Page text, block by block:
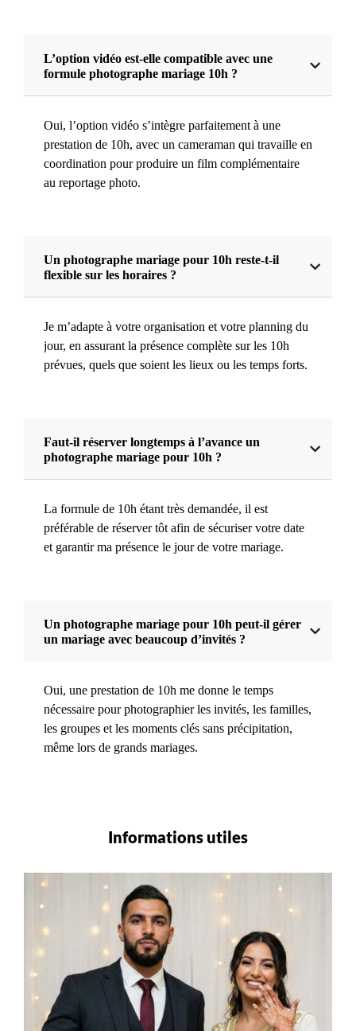
L’option vidéo est-elle compatible avec une
formule photographe mariage 10h ?
Oui, l’option vidéo s’intègre parfaitement à une
prestation de 10h, avec un cameraman qui travaille en
coordination pour produire un film complémentaire
au reportage photo.
Un photographe mariage pour 10h reste-t-il
flexible sur les horaires ?
Je m’adapte à votre organisation et votre planning du
jour, en assurant la présence complète sur les 10h
prévues, quels que soient les lieux ou les temps forts.
Faut-il réserver longtemps à l’avance un
photographe mariage pour 10h ?
La formule de 10h étant très demandée, il est
préférable de réserver tôt afin de sécuriser votre date
et garantir ma présence le jour de votre mariage.
Un photographe mariage pour 10h peut-il gérer
un mariage avec beaucoup d’invités ?
Oui, une prestation de 10h me donne le temps
nécessaire pour photographier les invités, les familles,
les groupes et les moments clés sans précipitation,
même lors de grands mariages.
Informations utiles